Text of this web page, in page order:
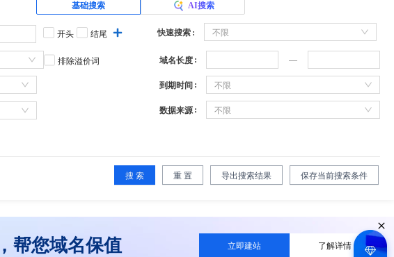
基础搜索 AI搜索
开头 结尾 快速搜索 不限
排除溢价词 域名长度
到期时间 不限
数据来源 不限
搜 索 重 置 导出搜索结果 保存当前搜索条件
帮您域名保值 立即建站 了解详情